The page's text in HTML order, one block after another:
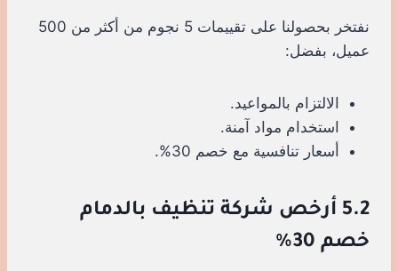
نفتخر بحصولنا على تقييمات 5 نجوم من أكثر من 500
عميل، بفضل:
الالتزام بالمواعيد.
استخدام مواد آمنة.
أسعار تنافسية مع خصم 30%.
5.2 أرخص شركة تنظيف بالدمام
خصم 30%